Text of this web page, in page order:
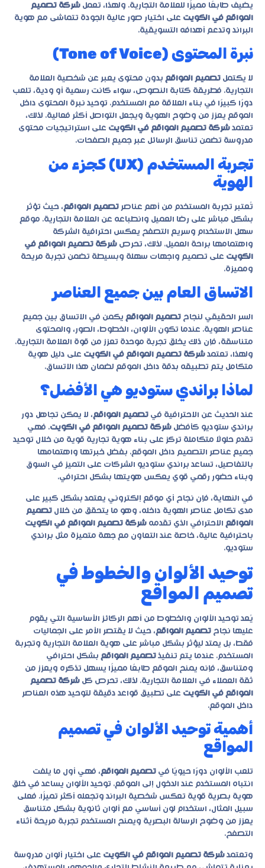
يضيف طابعًا مميزًا للعلامة التجارية. ولهذا، تعمل شركة تصميم
المواقع في الكويت على اختيار صور عالية الجودة تتماشى مع هوية
البراند وتدعم أهدافه التسويقية.
نبرة المحتوى (Tone of Voice)
لا يكتمل تصميم المواقع بدون محتوى يعبر عن شخصية العلامة
التجارية. فطريقة كتابة النصوص، سواء كانت رسمية أو ودية، تلعب
دورًا كبيرًا في بناء العلاقة مع المستخدم. توحيد نبرة المحتوى داخل
الموقع يعزز من وضوح الهوية ويجعل التواصل أكثر فعالية. لذلك،
تعتمد شركة تصميم المواقع في الكويت على استراتيجيات محتوى
مدروسة تضمن تناسق الرسائل عبر جميع الصفحات.
تجربة المستخدم (UX) كجزء من
الهوية
تُعتبر تجربة المستخدم من أهم عناصر تصميم المواقع، حيث تؤثر
بشكل مباشر على رضا العميل وانطباعه عن العلامة التجارية. موقع
سهل الاستخدام وسريع التصفح يعكس احترافية الشركة
واهتمامها براحة العميل. لذلك، تحرص شركة تصميم المواقع في
الكويت على تصميم واجهات سهلة وبسيطة تضمن تجربة مريحة
ومميزة.
الاتساق العام بين جميع العناصر
السر الحقيقي لنجاح تصميم المواقع يكمن في الاتساق بين جميع
عناصر الهوية. عندما تكون الألوان، الخطوط، الصور، والمحتوى
متناسقة، فإن ذلك يخلق تجربة موحدة تعزز من قوة العلامة التجارية.
ولهذا، تعتمد شركة تصميم المواقع في الكويت على دليل هوية
متكامل يتم تطبيقه بدقة داخل الموقع لضمان هذا الاتساق.
لماذا براندي ستوديو هي الأفضل؟
عند الحديث عن الاحترافية في تصميم المواقع، لا يمكن تجاهل دور
براندي ستوديو كأفضل شركة تصميم المواقع في الكويت. فهي
تقدم حلولًا متكاملة تركز على بناء هوية تجارية قوية من خلال توحيد
جميع عناصر التصميم داخل الموقع. بفضل خبرتها واهتمامها
بالتفاصيل، تساعد براندي ستوديو الشركات على التميز في السوق
وبناء حضور رقمي قوي يعكس هويتها بشكل احترافي.
في النهاية، فإن نجاح أي موقع إلكتروني يعتمد بشكل كبير على
مدى تكامل عناصر الهوية داخله، وهو ما يتحقق من خلال تصميم
المواقع الاحترافي الذي تقدمه شركة تصميم المواقع في الكويت
باحترافية عالية، خاصة عند التعاون مع جهة متميزة مثل براندي
ستوديو.
توحيد الألوان والخطوط في
تصميم المواقع
يُعد توحيد الألوان والخطوط من أهم الركائز الأساسية التي يقوم
عليها نجاح تصميم المواقع، حيث لا يقتصر الأمر على الجماليات
فقط، بل يمتد ليؤثر بشكل مباشر على هوية العلامة التجارية وتجربة
المستخدم. عندما يتم تنفيذ تصميم المواقع بشكل احترافي
ومتناسق، فإنه يمنح الموقع طابعًا مميزًا يسهل تذكره ويعزز من
ثقة العملاء في العلامة التجارية. لذلك، تحرص كل شركة تصميم
المواقع في الكويت على تطبيق قواعد دقيقة لتوحيد هذه العناصر
داخل الموقع.
أهمية توحيد الألوان في تصميم
المواقع
تلعب الألوان دورًا حيويًا في تصميم المواقع، فهي أول ما يلفت
انتباه المستخدم عند الدخول إلى الموقع. توحيد الألوان يساعد في خلق
هوية بصرية قوية تعكس شخصية البراند وتجعله أكثر تميزًا. فعلى
سبيل المثال، استخدام لون أساسي مع ألوان ثانوية بشكل متناسق
يعزز من وضوح الرسالة البصرية ويمنح المستخدم تجربة مريحة أثناء
التصفح.
وتعتمد شركة تصميم المواقع في الكويت على اختيار ألوان مدروسة